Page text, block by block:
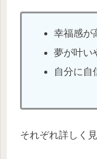
幸福感が
夢が叶い
自分に自
それぞれ詳しく